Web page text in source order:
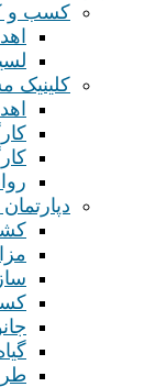
کسب و
کلینیک